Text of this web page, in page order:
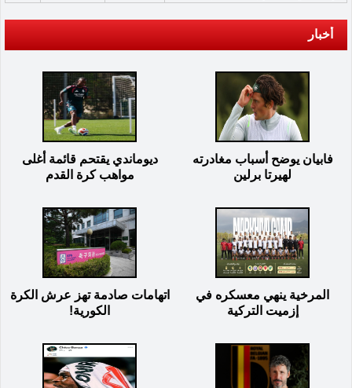
أخبار
فابيان يوضح أسباب مغادرته
لهيرتا برلين
ديوماندي يقتحم قائمة أغلى
مواهب كرة القدم
المرخية ينهي معسكره في
إزميت التركية
اتهامات صادمة تهز عرش الكرة
الكورية!